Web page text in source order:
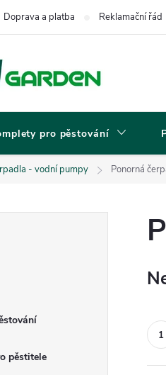
Doprava a platba Reklamační řád
pro pěstování
- vodní pumpy Ponorná
pěstitele